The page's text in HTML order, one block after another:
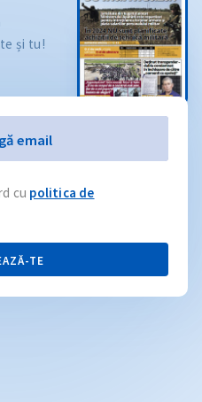
și tu!
email
cu politica de
TE